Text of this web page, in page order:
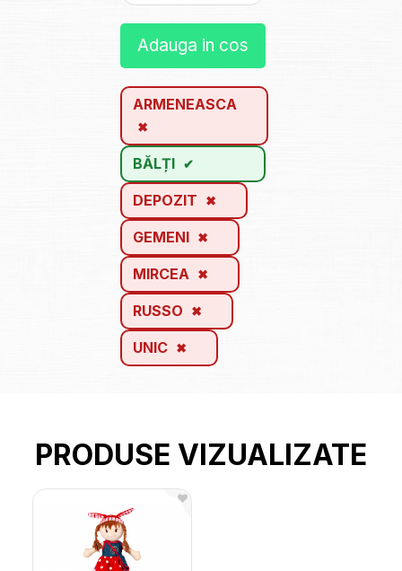
Adauga in cos
ARMENEASCA
BĂLȚI
DEPOZIT
GEMENI
MIRCEA
RUSSO
UNIC
PRODUSE VIZUALIZATE